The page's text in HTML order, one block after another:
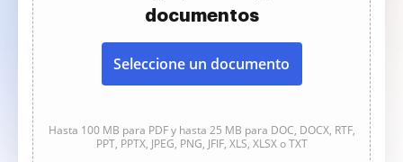
documentos
Seleccione un documento
Hasta 100 MB para PDF y hasta 25 MB para DOC, DOCX, RTF,
PPT, PPTX, JPEG, PNG, JFIF, XLS, XLSX o TXT